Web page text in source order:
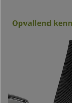
De ergonomsche
met mesh beklede
meer weerstand en
dat gericht is op
stevigheid en